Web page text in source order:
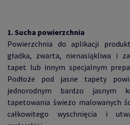
1. Sucha powierzchnia
Powierzchnia do aplikacji
gładka, zwarta, nienasiąkliwa i
tapet lub innym specjalnym
Podłoże pod jasne tapety
jednorodnym bardzo jasnym
tapetowania świeżo malowanych
całkowitego wyschnięcia i